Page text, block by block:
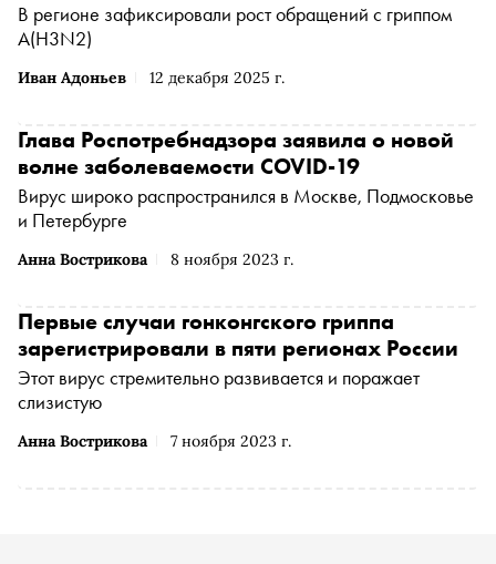
Иван Адоньев 12 декабря 2025 г.
В регионе зафиксировали рост обращений с гриппом
A(H3N2)
Анна Вострикова 8 ноября 2023 г.
Глава Роспотребнадзора заявила о новой
волне заболеваемости COVID-19
Вирус широко распространился в Москве, Подмосковье
и Петербурге
Анна Вострикова 7 ноября 2023 г.
Первые случаи гонконгского гриппа
зарегистрировали в пяти регионах России
Этот вирус стремительно развивается и поражает
слизистую